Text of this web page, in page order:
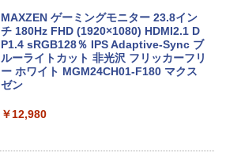
MS Office 2024 H&B 搭載｜中古ノート
パソコン Windows11 Office付｜Dynab
ook B55M Core i5 第8世代 8265U メモ
リ 8GB SSD 256GB 15.6型 WEBカメラ
無線マウス セキュリティソフト 無料プレ
￥29,800
￥51,505
【中古】HP Pro Mini 400 G9 Core i5-12
500T メモリ16GB SSD256GB Windows
MAXZEN ゲーミングモニター 23.8イン
チ 180Hz FHD (1920×1080) HDMI2.1 D
P1.4 sRGB128％ IPS Adaptive-Sync ブ
ルーライトカット 非光沢 フリッカーフリ
ー ホワイト MGM24CH01-F180 マクス
ゼン
￥12,980